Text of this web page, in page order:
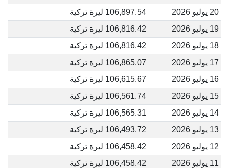
20 يوليو 2026
106,897.54 ليرة تركية
19 يوليو 2026
106,816.42 ليرة تركية
18 يوليو 2026
106,816.42 ليرة تركية
17 يوليو 2026
106,865.07 ليرة تركية
16 يوليو 2026
106,615.67 ليرة تركية
15 يوليو 2026
106,561.74 ليرة تركية
14 يوليو 2026
106,565.31 ليرة تركية
13 يوليو 2026
106,493.72 ليرة تركية
12 يوليو 2026
106,458.42 ليرة تركية
11 يوليو 2026
106,458.42 ليرة تركية